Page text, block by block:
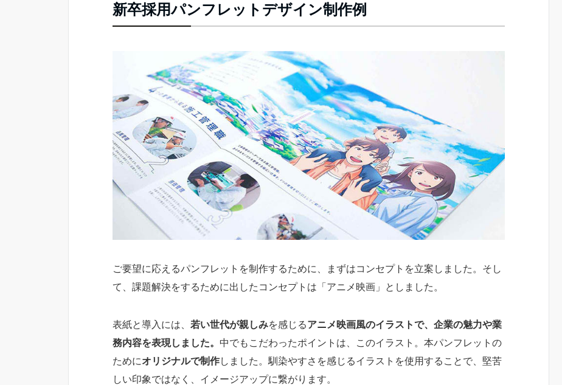
新卒採用パンフレットデザイン制作例
ご要望に応えるパンフレットを制作するために、まずはコンセプトを立案しました。そし
て、課題解決をするために出したコンセプトは「アニメ映画」としました。
表紙と導入には、 若い世代が親しみを感じるアニメ映画風のイラストで、企業の魅力や業
務内容を表現しました。 中でもこだわったポイントは、このイラスト。本パンフレットの
ためにオリジナルで制作しました。馴染やすさを感じるイラストを使用することで、堅苦
しい印象ではなく、イメージアップに繋がります。